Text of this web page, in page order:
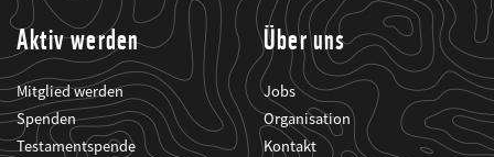
Aktiv werden
Mitglied werden
Spenden
Testamentspende
Über uns
Jobs
Organisation
Kontakt